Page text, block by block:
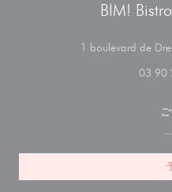
BIM!
1 boulevard de
03 90